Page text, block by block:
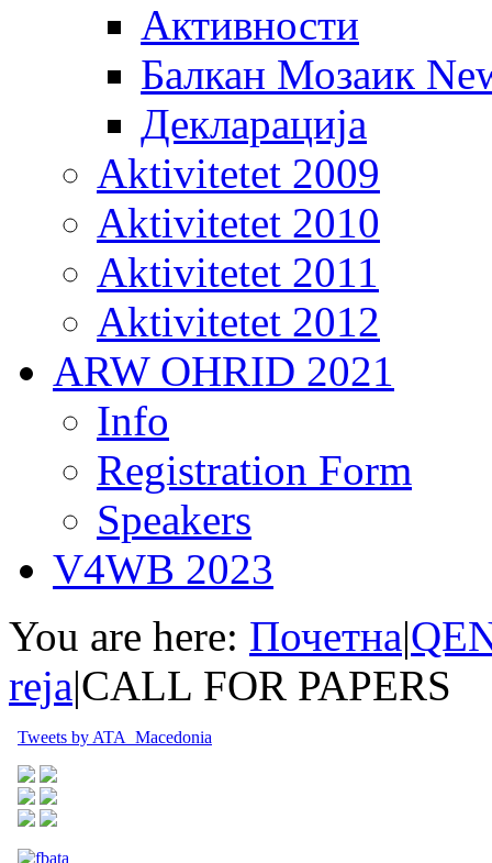
Активности
Балкан Мозаик
Декларација
Aktivitetet 2009
Aktivitetet 2010
Aktivitetet 2011
Aktivitetet 2012
ARW OHRID 2021
Info
Registration Form
Speakers
V4WB 2023
You are here: Почетна|
reja|CALL FOR PAPERS
Tweets by ATA_Macedonia